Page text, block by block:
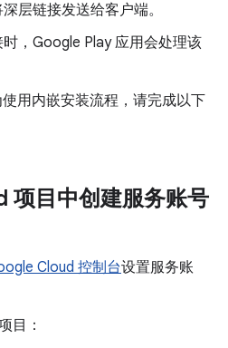
层链接发送给客户端。
，Google Play 应用会处理该
用内嵌安装流程，请完成以下
目中创建服务账号
Cloud 控制台设置服务账
目：